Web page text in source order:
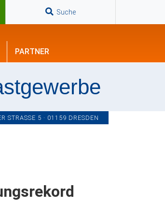
Suche
PARTNER
STRASSE 5 · 01159 DRESDEN